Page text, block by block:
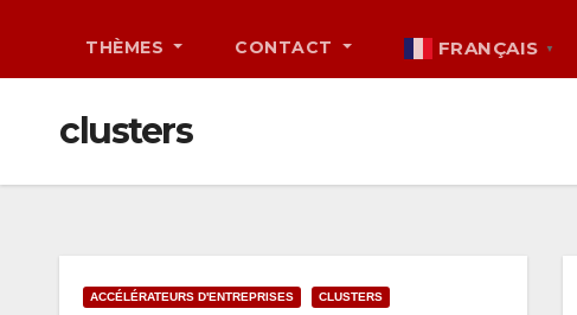
THÈMES CONTACT FRANÇAIS ▼
clusters
ACCÉLÉRATEURS D'ENTREPRISES CLUSTERS